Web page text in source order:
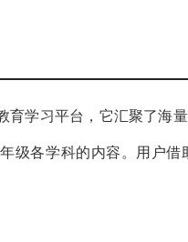
育学习平台，它汇聚了海
级各学科的内容。用户